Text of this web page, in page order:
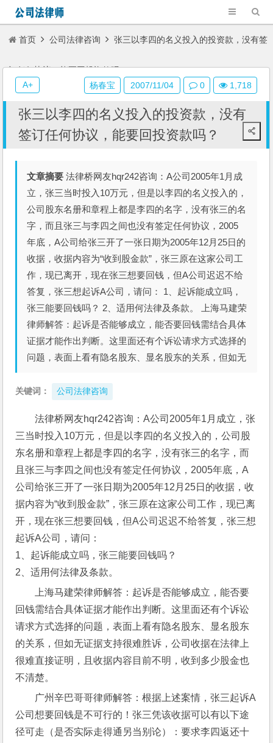
首页 公司法律咨询 张三以李四的名义投入的投资款，没有签
订任何协议，能要回投资款吗？
张三以李四的名义投入的投资款，没有
签订任何协议，能要回投资款吗？
文章摘要 法律桥网友hqr242咨询：A公司2005年1月成
立，张三当时投入10万元，但是以李四的名义投入的，
公司股东名册和章程上都是李四的名字，没有张三的名
字，而且张三与李四之间也没有签定任何协议，2005
年底，A公司给张三开了一张日期为2005年12月25日的
收据，收据内容为“收到股金款”，张三原在这家公司工
作，现已离开，现在张三想要回钱，但A公司迟迟不给
答复，张三想起诉A公司，请问： 1、起诉能成立吗，
张三能要回钱吗？ 2、适用何法律及条款。 上海马建荣
律师解答：起诉是否能够成立，能否要回钱需结合具体
证据才能作出判断。这里面还有个诉讼请求方式选择的
问题，表面上看有隐名股东、显名股东的关系，但如无
关键词： 公司法律咨询
法律桥网友hqr242咨询：A公司2005年1月成立，张
三当时投入10万元，但是以李四的名义投入的，公司股
东名册和章程上都是李四的名字，没有张三的名字，而
且张三与李四之间也没有签定任何协议，2005年底，A
公司给张三开了一张日期为2005年12月25日的收据，收
据内容为“收到股金款”，张三原在这家公司工作，现已离
开，现在张三想要回钱，但A公司迟迟不给答复，张三想
起诉A公司，请问：
1、起诉能成立吗，张三能要回钱吗？
2、适用何法律及条款。
上海马建荣律师解答：起诉是否能够成立，能否要
回钱需结合具体证据才能作出判断。这里面还有个诉讼
请求方式选择的问题，表面上看有隐名股东、显名股东
的关系，但如无证据支持很难胜诉，公司收据在法律上
很难直接证明，且收据内容目前不明，收到多少股金也
不清楚。
广州辛巴哥哥律师解答：根据上述案情，张三起诉A
公司想要回钱是不可行的！张三凭该收据可以有以下途
径可走（是否实际走得通另当别论）：要求李四返还十
杨春宝 2007/11/04 0 1,718
A+